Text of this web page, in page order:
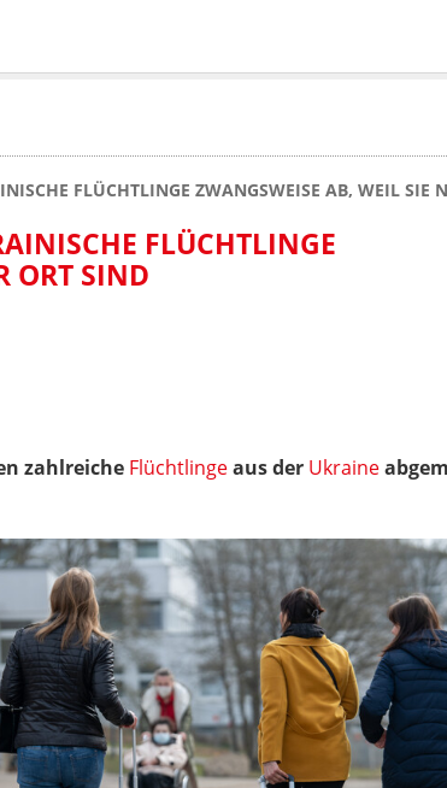
FLÜCHTLINGE ZWANGSWEISE AB, WEIL SIE
FLÜCHTLINGE
ORT SIND
zahlreiche Flüchtlingeaus der Ukraine